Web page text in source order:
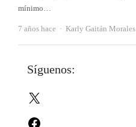
mínimo…
7 años hace Autor
Karly Gaitán Morales
Síguenos: